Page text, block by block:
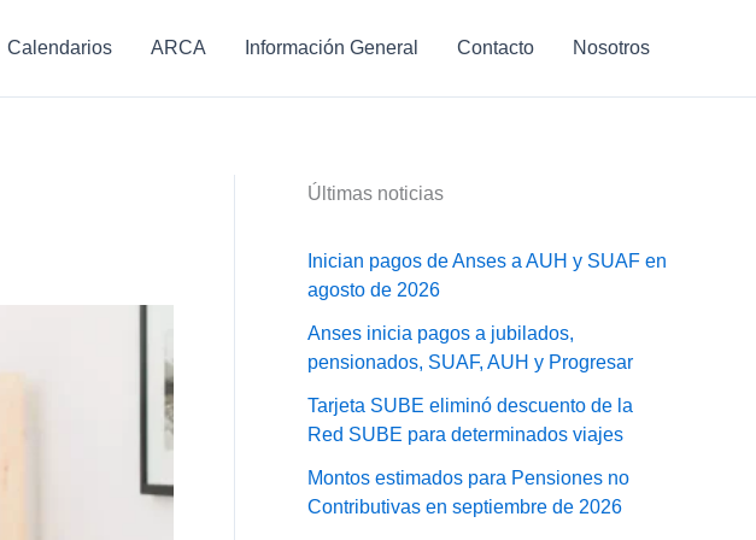
Calendarios ARCA Información General Contacto Nosotros
Últimas noticias
Inician pagos de Anses a AUH y SUAF en
agosto de 2026
Anses inicia pagos a jubilados,
pensionados, SUAF, AUH y Progresar
Tarjeta SUBE eliminó descuento de la
Red SUBE para determinados viajes
Montos estimados para Pensiones no
Contributivas en septiembre de 2026